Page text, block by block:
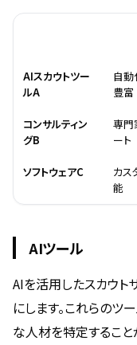
AIスカウトツー
ルA
自
豊富
コンサルティン
グB
専門
ート
ソフトウェアC
カス
能
AIツール
AIを活用したスカウ
にします。これらのツ
な人材を特定すること